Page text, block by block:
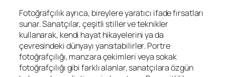
Fotoğrafçılık ayrıca, bireylere yaratıcı ifade fırsatları
sunar. Sanatçılar, çeşitli stiller ve teknikler
kullanarak, kendi hayat hikayelerini ya da
çevresindeki dünyayı yansıtabilirler. Portre
fotoğrafçılığı, manzara çekimleri veya sokak
fotoğrafçılığı gibi farklı alanlar, sanatçılara özgün